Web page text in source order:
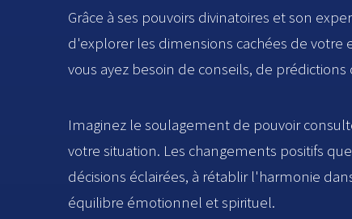
Grâce à ses pouvoirs divinatoires et son
d'explorer les dimensions cachées de
vous ayez besoin de conseils, de
Imaginez le soulagement de pouvoir
votre situation. Les changements positifs
décisions éclairées, à rétablir l'harmonie
équilibre émotionnel et spirituel.